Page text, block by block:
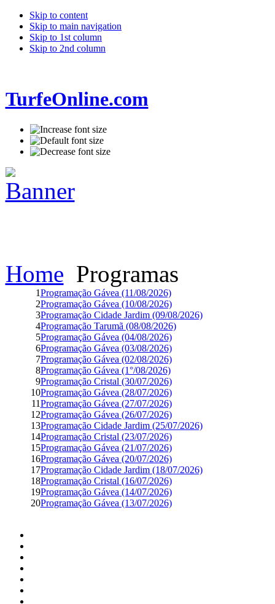
Skip to content
Skip to main navigation
Skip to 1st column
Skip to 2nd column
TurfeOnline.com
Home Programas
1Programação Gávea (11/08/2026)
2Programação Gávea (10/08/2026)
3Programação Cidade Jardim (09/08/2026)
4Programação Tarumã (08/08/2026)
5Programação Gávea (04/08/2026)
6Programação Gávea (03/08/2026)
7Programação Gávea (02/08/2026)
8Programação Gávea (1°/08/2026)
9Programação Cristal (30/07/2026)
10Programação Gávea (28/07/2026)
11Programação Gávea (27/07/2026)
12Programação Gávea (26/07/2026)
13Programação Cidade Jardim (25/07/2026)
14Programação Cristal (23/07/2026)
15Programação Gávea (21/07/2026)
16Programação Gávea (20/07/2026)
17Programação Cidade Jardim (18/07/2026)
18Programação Cristal (16/07/2026)
19Programação Gávea (14/07/2026)
20Programação Gávea (13/07/2026)